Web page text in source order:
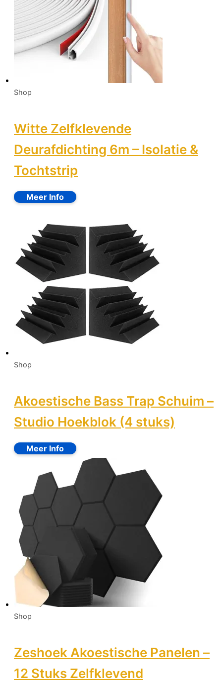
Shop
Witte Zelfklevende
Deurafdichting 6m – Isolatie &
Tochtstrip
Shop
Akoestische Bass Trap Schuim –
Studio Hoekblok (4 stuks)
Shop
Zeshoek Akoestische Panelen –
12 Stuks Zelfklevend